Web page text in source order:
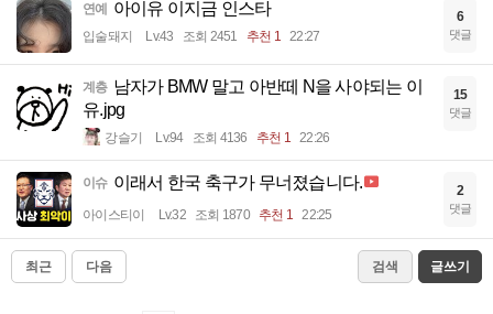
연예 아이유 이지금 인스타
입술돼지 Lv.43 조회 2451 추천 1 22:27
6
댓글
계층 남자가 BMW 말고 아반떼 N을 사야되는 이
유.jpg
강슬기 Lv.94 조회 4136 추천 1 22:26
15
댓글
이슈 이래서 한국 축구가 무너졌습니다.
아이스티이 Lv.32 조회 1870 추천 1 22:25
2
댓글
최근 다음 검색 글쓰기